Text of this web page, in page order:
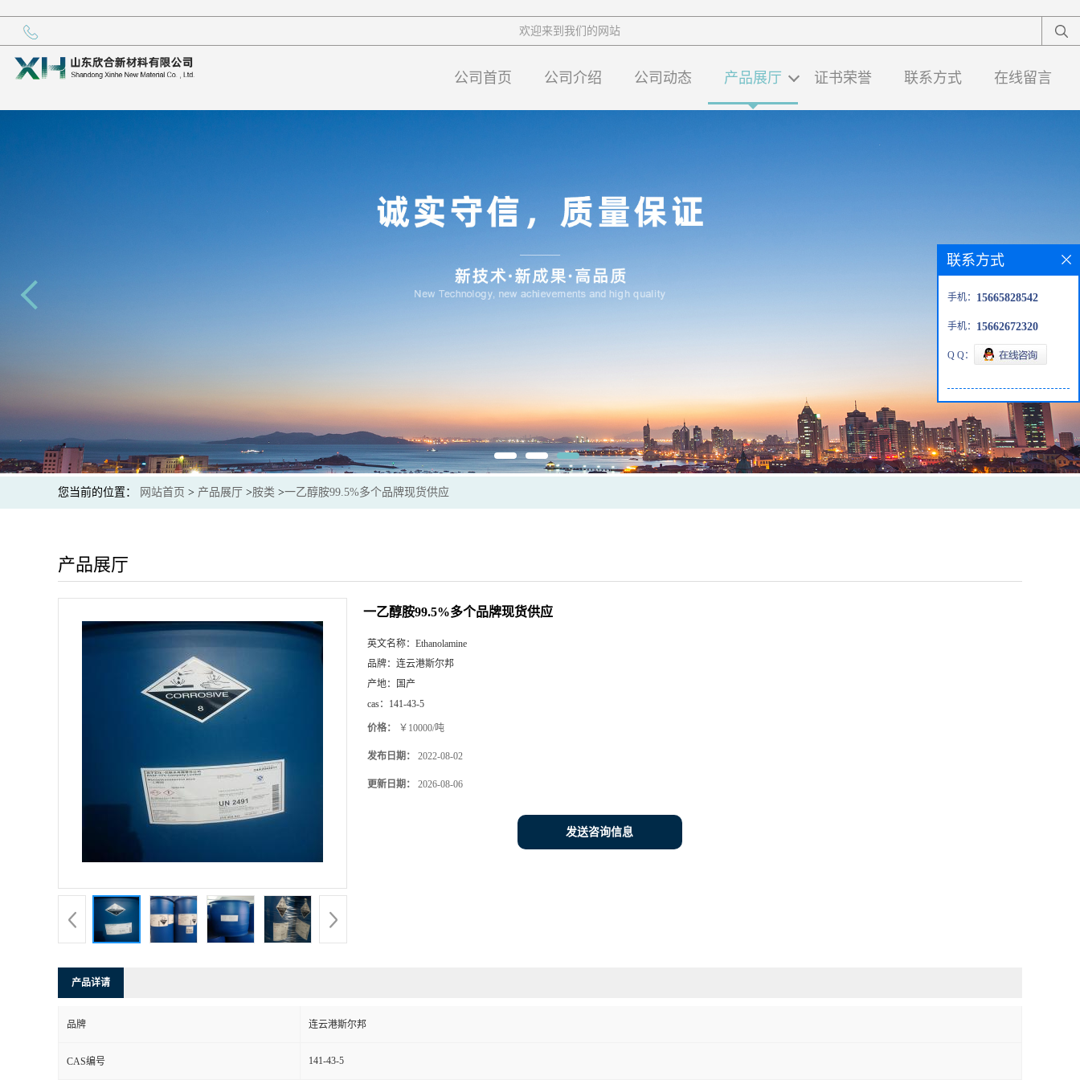
欢迎来到我们的网站
公司首页 公司介绍 公司动态 产品展厅 证书荣誉 联系方式 在线留言
您当前的位置： 网站首页 > 产品展厅 >胺类 >一乙醇胺99.5%多个品牌现货供应
产品展厅
一乙醇胺99.5%多个品牌现货供应
英文名称： Ethanolamine
品牌： 连云港斯尔邦
产地：
国产
cas： 141-43-5
价格： ￥10000/吨
发布日期： 2022-08-02
更新日期： 2026-08-06
发送咨询信息
产品详请
品牌 连云港斯尔邦
CAS编号 141-43-5
联系方式
手机： 15665828542
手机： 15662672320
Q Q：